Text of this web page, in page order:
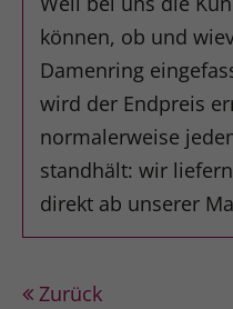
können, ob und
Damenring
wird der Endpreis
normalerweise
standhält: wir
direkt ab unserer
Zurück